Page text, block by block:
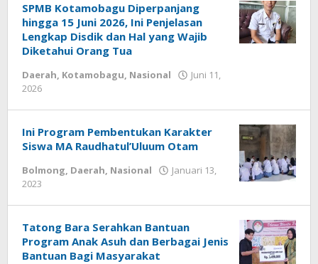
SPMB Kotamobagu Diperpanjang
hingga 15 Juni 2026, Ini Penjelasan
Lengkap Disdik dan Hal yang Wajib
Diketahui Orang Tua
Daerah, Kotamobagu, Nasional
Juni 11,
2026
Ini Program Pembentukan Karakter
Siswa MA Raudhatul’Uluum Otam
Bolmong, Daerah, Nasional
Januari 13,
2023
Tatong Bara Serahkan Bantuan
Program Anak Asuh dan Berbagai Jenis
Bantuan Bagi Masyarakat